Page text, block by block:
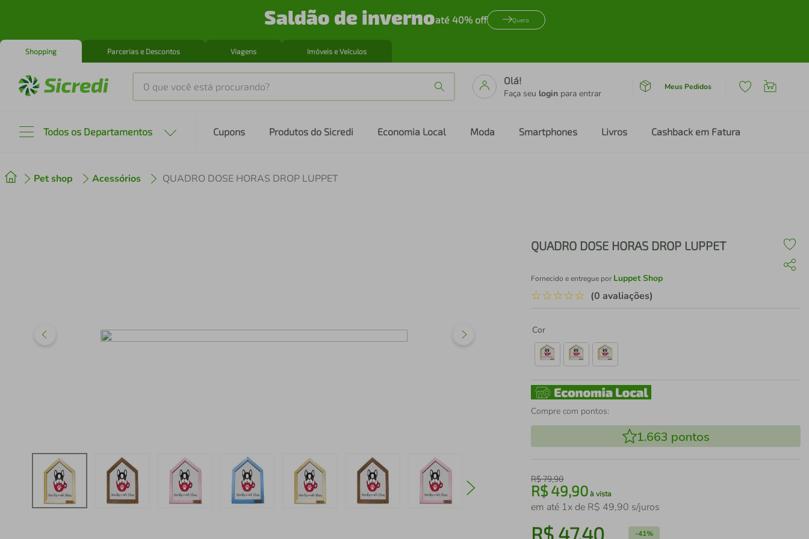
Saldão de invernoaté 40% off Quero
Shopping Parcerias e Descontos Viagens Imóveis e Veículos
O que você está procurando?
Olá!
Faça seu login para entrar
Meus Pedidos
Todos os Departamentos Cupons Produtos do Sicredi Economia Local Moda Smartphones Livros Cashback em Fatura
Pet shop Acessórios QUADRO DOSE HORAS DROP LUPPET
QUADRO DOSE HORAS DROP LUPPET
Fornecido e entregue por Luppet Shop
☆☆☆☆☆ (0 avaliações)
Cor
Compre com pontos:
1.663 pontos
R$79,90
R$49,90 à vista
em até 1x de R$ 49,90 s/juros
R$ 47,40 -41%
2º cafeteira